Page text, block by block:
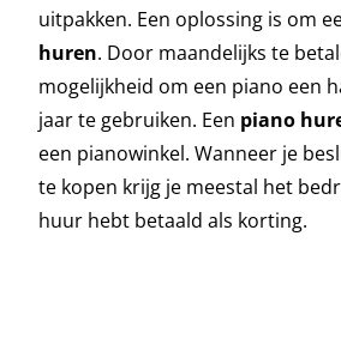
uitpakken. Een oplossing is om
huren. Door maandelijks te
mogelijkheid om een piano een
jaar te gebruiken. Een piano
een pianowinkel. Wanneer je
te kopen krijg je meestal het
huur hebt betaald als korting.